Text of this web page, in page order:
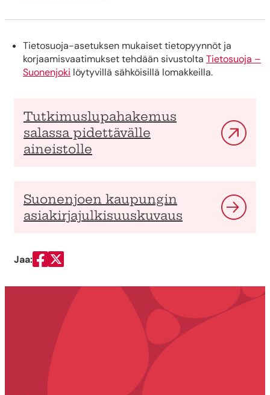
Tietosuoja-asetuksen mukaiset tietopyynnöt ja
korjaamisvaatimukset tehdään sivustolta Tietosuoja –
Suonenjoki löytyvillä sähköisillä lomakkeilla.
Tutkimuslupahakemus
salassa pidettävälle
aineistolle
Suonenjoen kaupungin
asiakirjajulkisuuskuvaus
Jaa:
Jaa Facebookissa
Jaa Twitterissä